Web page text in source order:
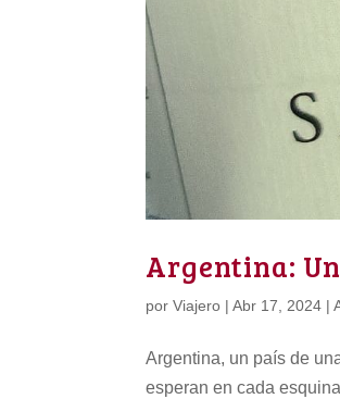
Argentina:
porViajero |Abr 17, 2024 |
Argentina, un país de
esperan en cada